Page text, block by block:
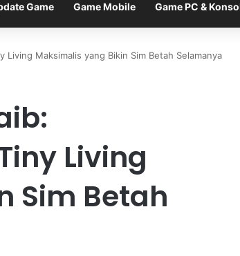
Game Game Mobile Game PC &
Maksimalis yang Bikin Sim Betah Selamanya
Living
Sim Betah